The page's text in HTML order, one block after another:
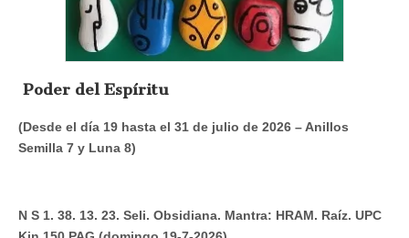
Poder del Espíritu
(Desde el día 19 hasta el 31 de julio de 2026 – Anillos
Semilla 7 y Luna 8)
N S 1. 38. 13. 23. Seli. Obsidiana. Mantra: HRAM. Raíz. UPC